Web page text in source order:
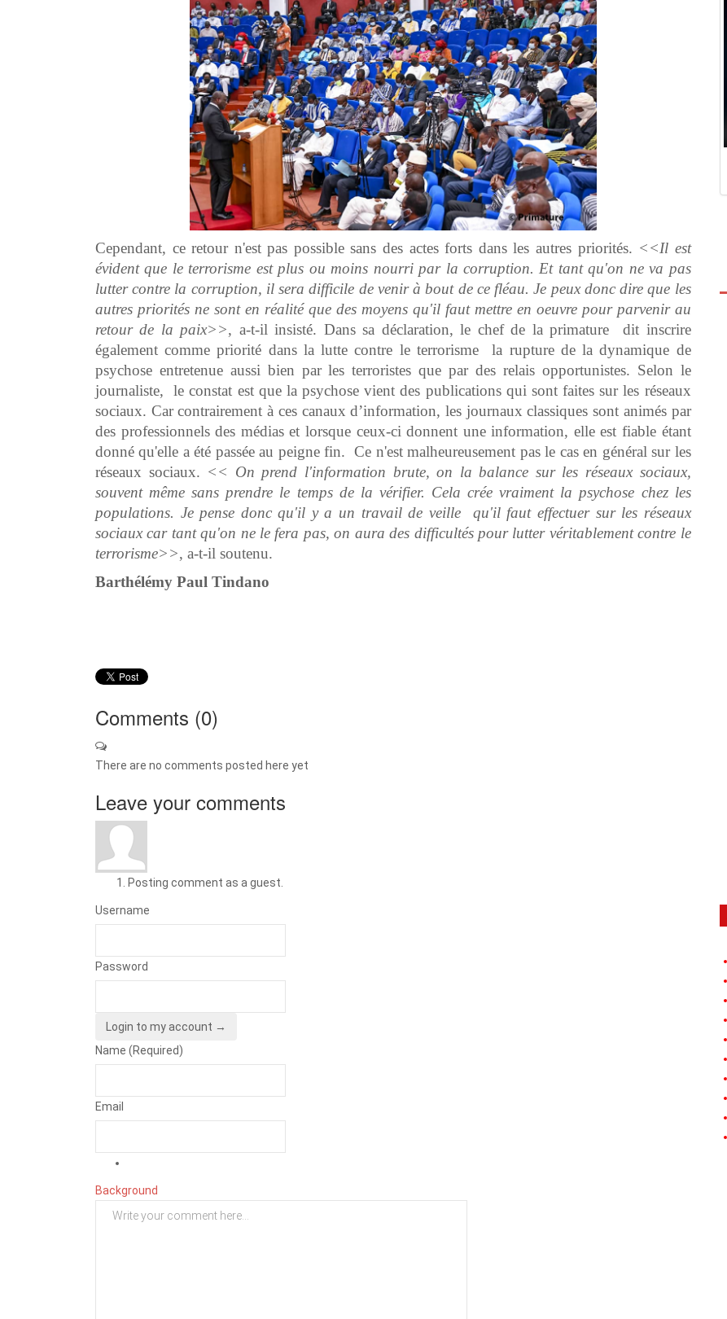
Cependant, ce retour n'est pas possible sans des actes forts dans les autres priorités. <<Il est
évident que le terrorisme est plus ou moins nourri par la corruption. Et tant qu'on ne va pas
lutter contre la corruption, il sera difficile de veniràbout de ce fléau. Je peux donc dire que les
autres priorités ne sont en réalité que des moyens qu'il faut mettre en oeuvre pour parvenir au
retour de la paix>>, a-t-il insisté. Dans sa déclaration, le chef de la primature dit inscrire
également comme priorité dans la lutte contre le terrorisme la rupture de la dynamique de
psychose entretenue aussi bien par les terroristes que par des relais opportunistes. Selon le
journaliste, le constat est que la psychose vient des publications qui sont faites sur les réseaux
sociaux. Car contrairement à ces canaux d’information, les journaux classiques sont animés par
des professionnels des médias et lorsque ceux-ci donnent une information, elle est fiable étant
donné qu'elle a été passée au peigne fin. Ce n'est malheureusement pas le cas en général sur les
réseaux sociaux. << On prend l'information brute, on la balance sur les réseaux sociaux,
souvent même sans prendre le temps de la vérifier. Cela crée vraiment la psychose chez les
populations. Je pense donc qu'il y a un travail de veille qu'il faut effectuer sur les réseaux
sociaux car tant qu'on ne le fera pas, on aura des difficultés pour lutter véritablement contre le
terrorisme>>, a-t-il soutenu.
Barthélémy Paul Tindano
Comments (0)
There are no comments posted here yet
Leave your comments
Posting comment as a guest.
Username
Password
Login to my account →
Name (Required)
Email
Background